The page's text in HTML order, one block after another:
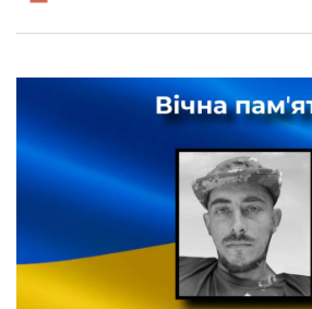
Про нас
Тендери